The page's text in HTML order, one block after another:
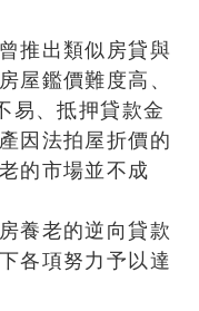
推出類似房貸與
屋鑑價難度高、
易、抵押貸款金
因法拍屋折價的
的市場並不成
養老的逆向貸款
各項努力予以達